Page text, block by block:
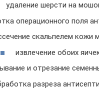
удаление шерсти на
операционного поля
скальпелем кожи
извлечение обоих
и отрезание
разреза